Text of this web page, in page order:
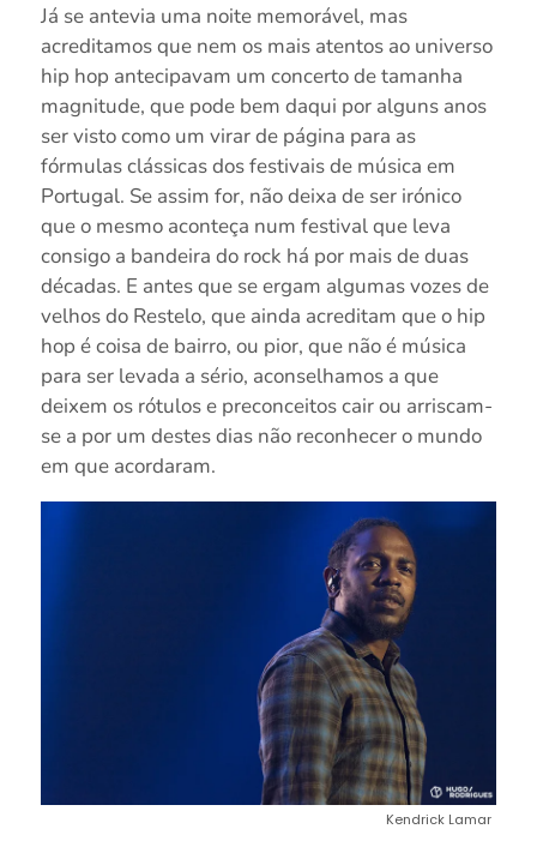
Já se antevia uma noite memorável, mas
acreditamos que nem os mais atentos ao universo
hip hop antecipavam um concerto de tamanha
magnitude, que pode bem daqui por alguns anos
ser visto como um virar de página para as
fórmulas clássicas dos festivais de música em
Portugal. Se assim for, não deixa de ser irónico
que o mesmo aconteça num festival que leva
consigo a bandeira do rock há por mais de duas
décadas. E antes que se ergam algumas vozes de
velhos do Restelo, que ainda acreditam que o hip
hop é coisa de bairro, ou pior, que não é música
para ser levada a sério, aconselhamos a que
deixem os rótulos e preconceitos cair ou arriscam-
se a por um destes dias não reconhecer o mundo
em que acordaram.
Kendrick Lamar